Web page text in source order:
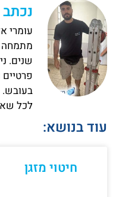
עומרי
שנים.
פרטיים
בעובש.
לכל
עוד בנושא:
חיטוי מזגן